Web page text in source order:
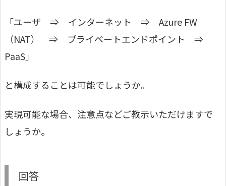
「ユーザ ⇒ インターネット ⇒ Azure FW
（NAT） ⇒ プライベートエンドポイント ⇒
PaaS」
と構成することは可能でしょうか。
実現可能な場合、注意点などご教示いただけますで
しょうか。
回答